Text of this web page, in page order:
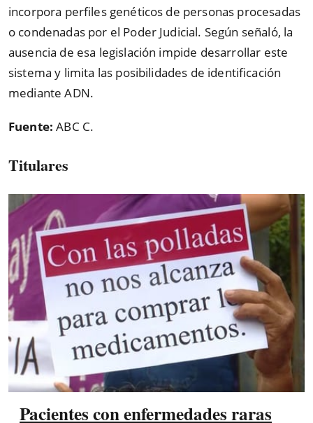
incorpora perfiles genéticos de personas procesadas
o condenadas por el Poder Judicial. Según señaló, la
ausencia de esa legislación impide desarrollar este
sistema y limita las posibilidades de identificación
mediante ADN.
Fuente:ABC C.
Titulares
Pacientes con enfermedades raras